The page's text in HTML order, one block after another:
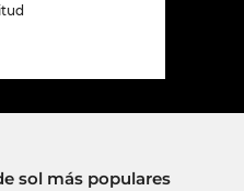
sol más populares